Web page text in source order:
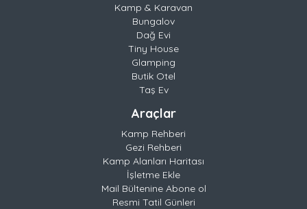
Kamp & Karavan
Bungalov
Dağ Evi
Tiny House
Glamping
Butik Otel
Taş Ev
Araçlar
Kamp Rehberi
Gezi Rehberi
Kamp Alanları Haritası
İşletme Ekle
Mail Bültenine Abone ol
Resmi Tatil Günleri